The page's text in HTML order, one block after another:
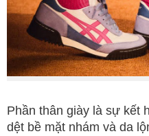
Phần thân giày là sự kết
dệt bề mặt nhám và da